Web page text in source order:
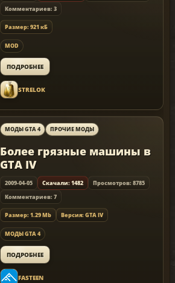
Комментариев: 3
Размер: 921 кБ
MOD
ПОДРОБНЕЕ
STRELOK
МОДЫ GTA 4 ПРОЧИЕ МОДЫ
Более грязные машины в
GTA IV
2009-04-05 Скачали: 1482
Просмотров: 8785
Комментариев: 7
Размер: 1.29 Mb Версия: GTA IV
МОДЫ GTA 4
ПОДРОБНЕЕ
FASTEEN